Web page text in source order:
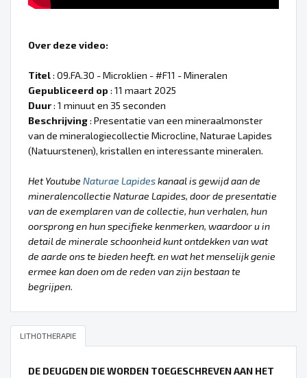
Over deze video:
Titel: 09.FA.30 - Microklien - #F11 - Mineralen
Gepubliceerd op : 11 maart 2025
Duur: 1 minuut en 35 seconden
Beschrijving: Presentatie van een mineraalmonster
van de mineralogiecollectie Microcline, Naturae Lapides
(Natuurstenen), kristallen en interessante mineralen.
Het Youtube Naturae Lapideskanaal is gewijd aan de
mineralencollectie Naturae Lapides, door de presentatie
van de exemplaren van de collectie, hun verhalen, hun
oorsprong en hun specifieke kenmerken, waardoor u in
detail de minerale schoonheid kunt ontdekken van wat
de aarde ons te bieden heeft. en wat het menselijk genie
ermee kan doen om de reden van zijn bestaan te
begrijpen.
LITHOTHERAPIE
DE DEUGDEN DIE WORDEN TOEGESCHREVEN AAN HET